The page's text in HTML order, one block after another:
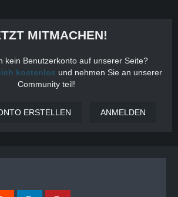
MITMACHEN!
kein Benutzerkonto auf unserer Seite?
kostenlos und nehmen Sie an unserer
Community teil!
ERSTELLEN ANMELDEN